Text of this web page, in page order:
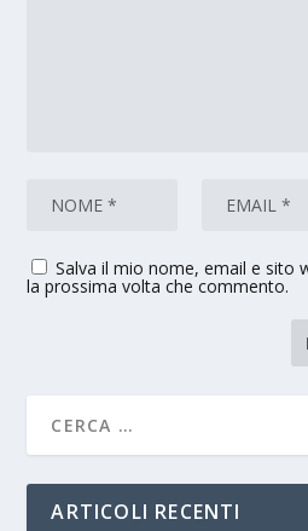
Salva il mio nome, email e sito
la prossima volta che commento.
ARTICOLI RECENTI